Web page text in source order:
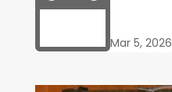
Mar 5, 2026